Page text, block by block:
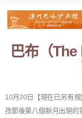
巴布（The
10月20日【現在已另有
孜節後第八個新月出現的